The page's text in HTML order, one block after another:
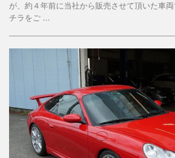
が、約４年前に当社から販売させて頂いた車
チラをご ...